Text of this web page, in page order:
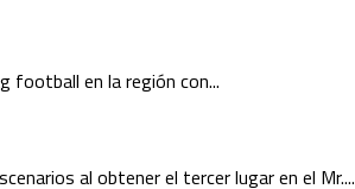
football en la región con...
al obtener el tercer lugar en el Mr....